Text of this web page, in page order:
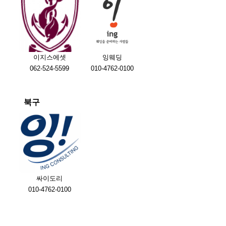
이지스에셋
062-524-5599
잉웨딩
010-4762-0100
북구
싸이도리
010-4762-0100